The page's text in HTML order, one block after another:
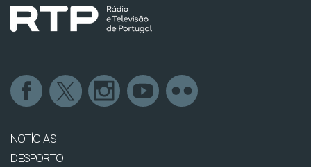
NOTÍCIAS
DESPORTO